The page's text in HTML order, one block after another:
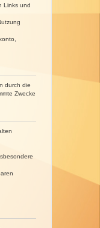
Links und
durch die
Zwecke